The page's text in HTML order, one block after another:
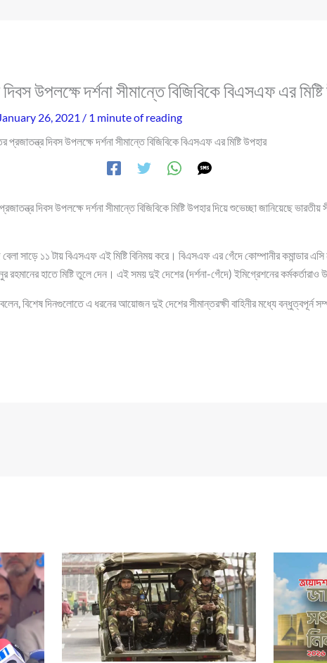
উপলক্ষে দর্শনা সীমান্তে বিজিবিকে বিএসএফ এর
26, 2021 / 1 minute of reading
প্রজাতন্ত্র দিবস উপলক্ষে দর্শনা সীমান্তে বিজিবিকে বিএসএফ এর মিষ্টি উপহার
দিবস উপলক্ষে দর্শনা সীমান্তে বিজিবিকে মিষ্টি উপহার দিয়ে শুভেচ্ছা জানিয়েছে ভারতীয়
সাড়ে ১১ টায় বিএসএফ এই মিষ্টি বিনিময় করে। বিএসএফ এর গেঁদে কোম্পানীর কমান্ডার এসি
রহমানের হাতে মিষ্টি তুলে দেন। এই সময় দুই দেশের (দর্শনা-গেঁদে) ইমিগ্রেশনের
বিশেষ দিনগুলোতে এ ধরনের আয়োজন দুই দেশের সীমান্তরক্ষী বাহিনীর মধ্যে বন্ধুত্বপূর্ন